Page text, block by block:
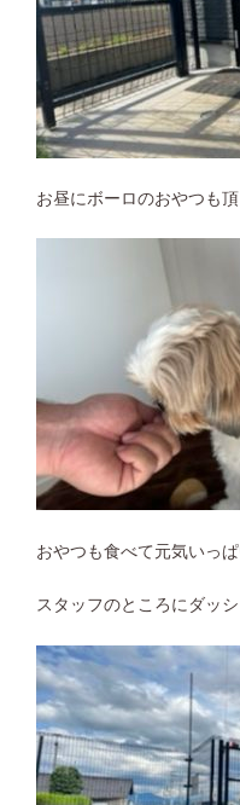
お昼にボーロのおやつも頂
おやつも食べて元気いっぱ
スタッフのところにダッシ